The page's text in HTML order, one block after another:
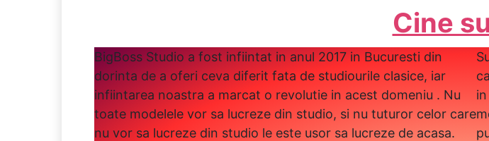
Cine
BigBoss Studio a fost infiintat in anul 2017 in Bucuresti din
dorinta de a oferi ceva diferit fata de studiourile clasice, iar
infiintarea noastra a marcat o revolutie in acest domeniu . Nu
toate modelele vor sa lucreze din studio, si nu tuturor celor care
nu vor sa lucreze din studio le este usor sa lucreze de acasa.